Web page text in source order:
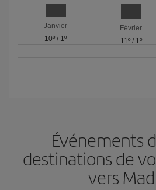
Janvier
10º / 1º
Février
11º/ 1º
Événements
destinations de
vers